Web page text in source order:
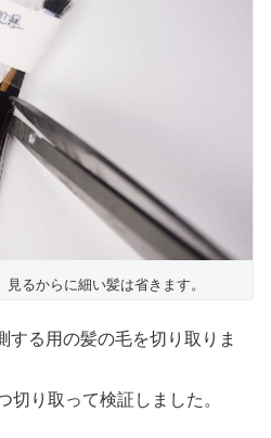
るからに細い髪は省きます。
する用の髪の毛を切り取りま
切り取って検証しました。